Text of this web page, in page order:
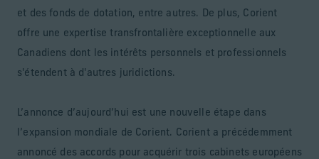
et des fonds de dotation, entre autres. De plus, Corient
offre une expertise transfrontalière exceptionnelle aux
Canadiens dont les intérêts personnels et professionnels
s'étendent à d'autres juridictions.
L’annonce d’aujourd’hui est une nouvelle étape dans
l’expansion mondiale de Corient. Corient a précédemment
annoncé des accords pour acquérir trois cabinets européens